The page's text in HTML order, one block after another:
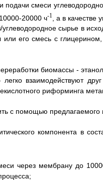
смеси
20000 ч-1, а в качестве
сырье в
его смесь с
биомассы -
взаимодействуют
риформинга
с помощью предлагаемого
компонента в
через мембрану до